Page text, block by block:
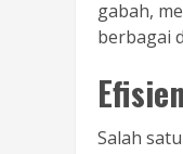
gabah,
berbagai
Salah